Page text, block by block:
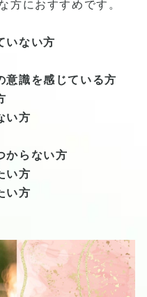
方におすすめです。
いない方
意識を感じている方
い方
からない方
い方
い方